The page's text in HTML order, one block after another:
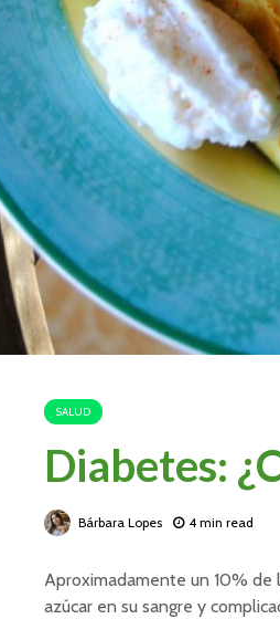
SALUD
Diabetes:
Bárbara Lopes 4 min read
Aproximadamente un 10% de
azúcar en su sangre y